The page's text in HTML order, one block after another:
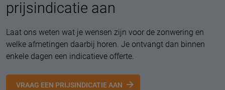
prijsindicatie aan
Laat ons weten wat je wensen zijn voor de zonwering en
welke afmetingen daarbij horen. Je ontvangt dan binnen
enkele dagen een indicatieve offerte.
VRAAG EEN PRIJSINDICATIE AAN